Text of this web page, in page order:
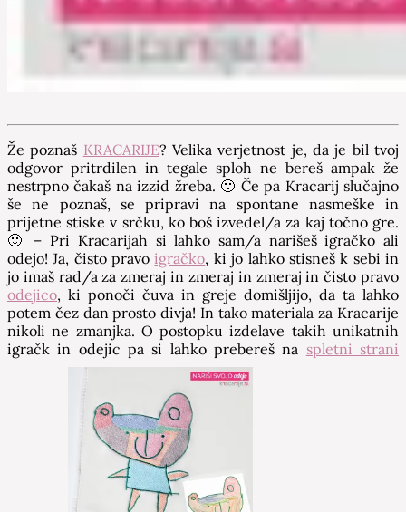
Že poznaš KRACARIJE? Velika verjetnost je, da je bil tvoj
odgovor pritrdilen in tegale sploh ne bereš ampak že
nestrpno čakaš na izzid žreba. 🙂 Če pa Kracarij slučajno
še ne poznaš, se pripravi na spontane nasmeške in
prijetne stiske v srčku, ko boš izvedel/a za kaj točno gre.
🙂 – Pri Kracarijah si lahko sam/a narišeš igračko ali
odejo! Ja, čisto pravoigračko, ki jo lahko stisneš k sebi in
jo imaš rad/a za zmeraj in zmeraj in zmeraj in čisto pravo
odejico, ki ponoči čuva in greje domišljijo, da ta lahko
potem čez dan prosto divja! In tako materiala za Kracarije
nikoli ne zmanjka. O postopku izdelave takih unikatnih
igračk in odejic pa si lahko prebereš na spletni strani